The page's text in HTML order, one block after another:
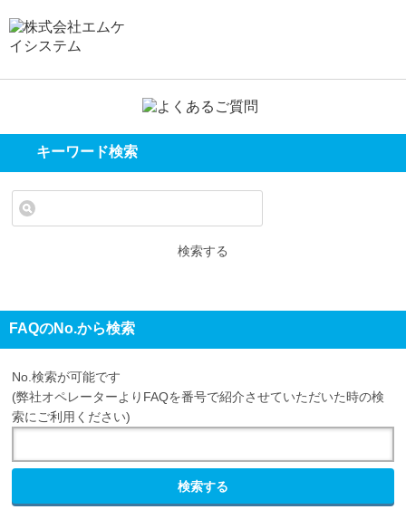
キーワード検索
検索する
FAQのNo.から検索
No.検索が可能です
(弊社オペレーターよりFAQを番号で紹介させていただいた時の検
索にご利用ください)
検索する